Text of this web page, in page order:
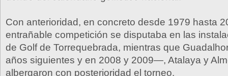
Con anterioridad, en concreto desde 1979 hasta
entrañable competición se disputaba en las
de Golf de Torrequebrada, mientras que
años siguientes y en 2008 y 2009—, Atalaya y
albergaron con posterioridad el torneo.